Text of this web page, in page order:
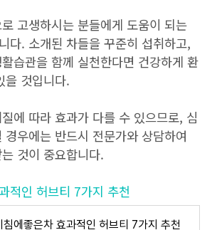
고생하시는 분들에게 도움이 되는
다. 소개된 차들을 꾸준히 섭취하고,
습관을 함께 실천한다면 건강하게 환
을 것입니다.
에 따라 효과가 다를 수 있으므로, 심
경우에는 반드시 전문가와 상담하여
것이 중요합니다.
적인 허브티 7가지 추천
침에좋은차 효과적인 허브티 7가지 추천